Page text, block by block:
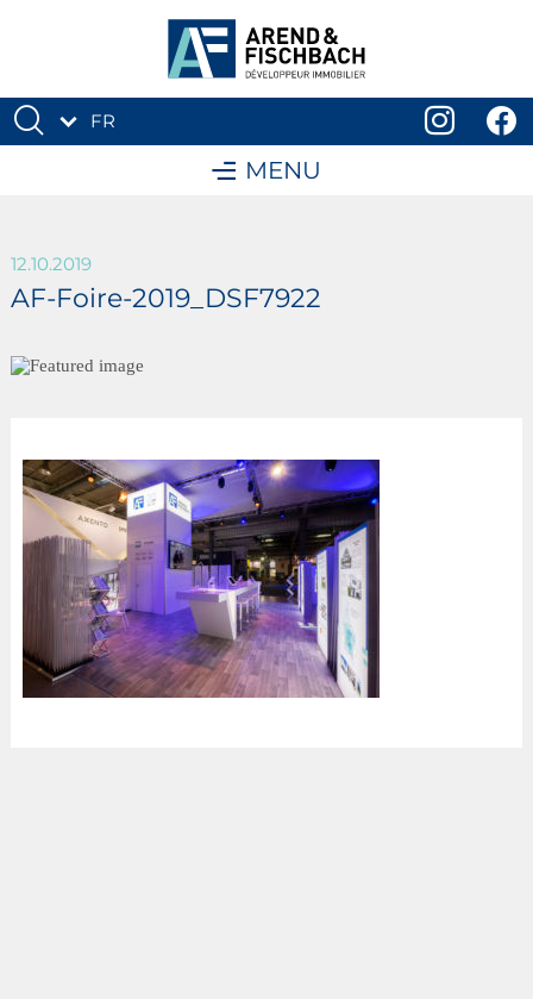
FR
MENU
12.10.2019
AF-Foire-2019_DSF7922